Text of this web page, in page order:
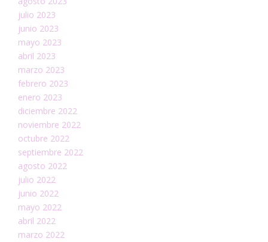
julio 2023
junio 2023
mayo 2023
abril 2023
marzo 2023
febrero 2023
enero 2023
diciembre 2022
noviembre 2022
octubre 2022
septiembre 2022
agosto 2022
julio 2022
junio 2022
mayo 2022
abril 2022
marzo 2022